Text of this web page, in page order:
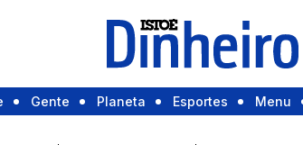
Gente Planeta Esportes Menu